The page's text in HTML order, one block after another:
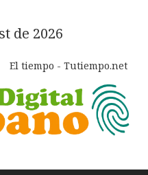
de 2026
El tiempo - Tutiempo.net